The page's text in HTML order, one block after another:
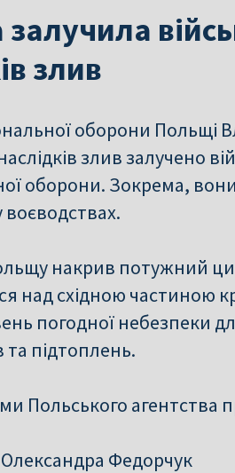
злив
оборони
наслідків злив залучено
оборони. Зокрема,
накрив потужний
над східною частиною
погодної небезпеки
підтоплень.
Польського агентства
Федорчук